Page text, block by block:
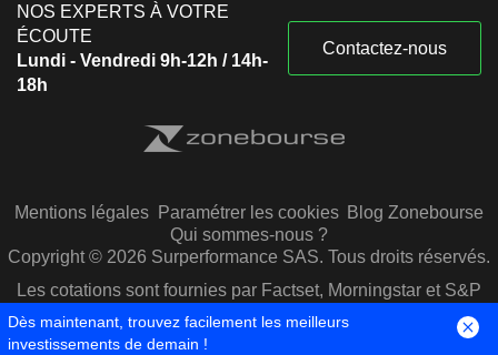
NOS EXPERTS À VOTRE
ÉCOUTE
Lundi - Vendredi 9h-12h / 14h-
18h
Contactez-nous
Mentions légales Paramétrer les cookies Blog Zonebourse
Qui sommes-nous ?
Copyright © 2026 Surperformance SAS. Tous droits réservés.
Les cotations sont fournies par Factset, Morningstar et S&P
Capital IQ
Dès maintenant, trouvez facilement les meilleurs
investissements de demain !